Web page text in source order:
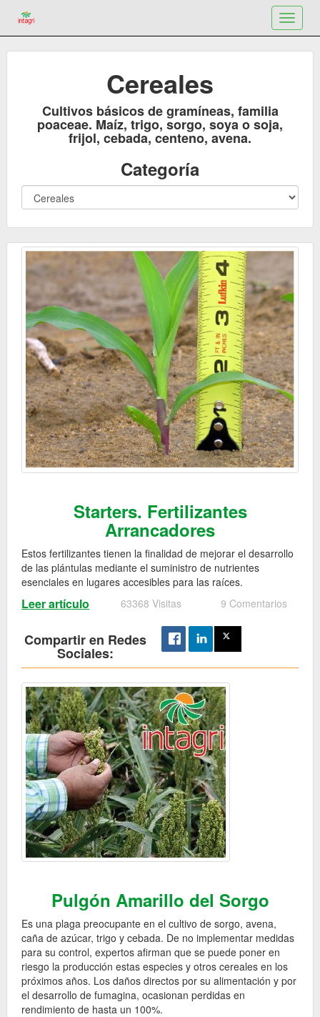
Toggle
Cereales
Cultivos básicos de gramíneas, familia
poaceae. Maíz, trigo, sorgo, soya o soja,
frijol, cebada, centeno, avena.
Categoría
Starters. Fertilizantes
Arrancadores
Estos fertilizantes tienen la finalidad de mejorar el desarrollo
de las plántulas mediante el suministro de nutrientes
esenciales en lugares accesibles para las raíces.
Leer artículo 63368 Visitas 9 Comentarios
Compartir en Redes
Sociales:
Pulgón Amarillo del Sorgo
Es una plaga preocupante en el cultivo de sorgo, avena,
caña de azúcar, trigo y cebada. De no implementar medidas
para su control, expertos afirman que se puede poner en
riesgo la producción estas especies y otros cereales en los
próximos años. Los daños directos por su alimentación y por
el desarrollo de fumagina, ocasionan perdidas en
rendimiento de hasta un 100%.